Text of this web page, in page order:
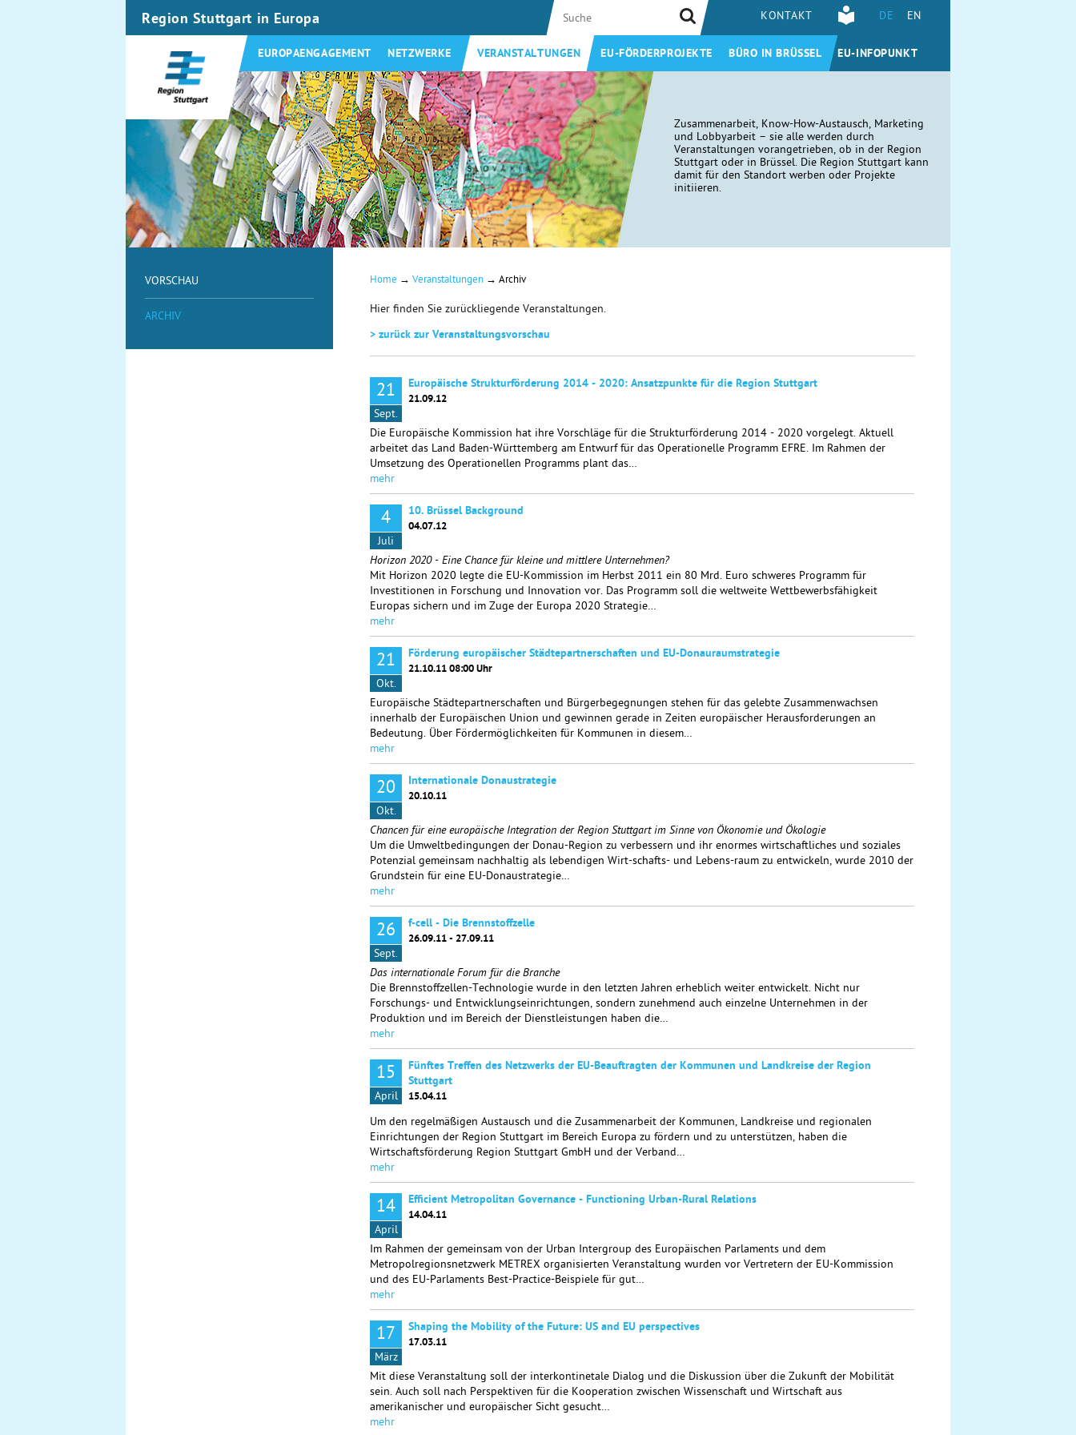
Region Stuttgart in Europa KONTAKT DE EN
EUROPAENGAGEMENT NETZWERKE VERANSTALTUNGEN EU-FÖRDERPROJEKTE BÜRO IN BRÜSSEL EU-INFOPUNKT
Zusammenarbeit, Know-How-Austausch, Marketing
und Lobbyarbeit – sie alle werden durch
Veranstaltungen vorangetrieben, ob in der Region
Stuttgart oder in Brüssel. Die Region Stuttgart kann
damit für den Standort werben oder Projekte
initiieren.
VORSCHAU
ARCHIV
Home → Veranstaltungen → Archiv
Hier finden Sie zurückliegende Veranstaltungen.
> zurück zur Veranstaltungsvorschau
21
Sept.
Europäische Strukturförderung 2014 - 2020: Ansatzpunkte für die Region Stuttgart
21.09.12
Die Europäische Kommission hat ihre Vorschläge für die Strukturförderung 2014 - 2020 vorgelegt. Aktuell
arbeitet das Land Baden-Württemberg am Entwurf für das Operationelle Programm EFRE. Im Rahmen der
Umsetzung des Operationellen Programms plant das…
mehr
4
Juli
10. Brüssel Background
04.07.12
Horizon 2020 - Eine Chance für kleine und mittlere Unternehmen?
Mit Horizon 2020 legte die EU-Kommission im Herbst 2011 ein 80 Mrd. Euro schweres Programm für
Investitionen in Forschung und Innovation vor. Das Programm soll die weltweite Wettbewerbsfähigkeit
Europas sichern und im Zuge der Europa 2020 Strategie…
mehr
21
Okt.
Förderung europäischer Städtepartnerschaften und EU-Donauraumstrategie
21.10.11 08:00 Uhr
Europäische Städtepartnerschaften und Bürgerbegegnungen stehen für das gelebte Zusammenwachsen
innerhalb der Europäischen Union und gewinnen gerade in Zeiten europäischer Herausforderungen an
Bedeutung. Über Fördermöglichkeiten für Kommunen in diesem…
mehr
20
Okt.
Internationale Donaustrategie
20.10.11
Chancen für eine europäische Integration der Region Stuttgart im Sinne von Ökonomie und Ökologie
Um die Umweltbedingungen der Donau-Region zu verbessern und ihr enormes wirtschaftliches und soziales
Potenzial gemeinsam nachhaltig als lebendigen Wirt-schafts- und Lebens-raum zu entwickeln, wurde 2010 der
Grundstein für eine EU-Donaustrategie…
mehr
26
Sept.
f-cell - Die Brennstoffzelle
26.09.11 - 27.09.11
Das internationale Forum für die Branche
Die Brennstoffzellen-Technologie wurde in den letzten Jahren erheblich weiter entwickelt. Nicht nur
Forschungs- und Entwicklungseinrichtungen, sondern zunehmend auch einzelne Unternehmen in der
Produktion und im Bereich der Dienstleistungen haben die…
mehr
15
April
Fünftes Treffen des Netzwerks der EU-Beauftragten der Kommunen und Landkreise der Region
Stuttgart
15.04.11
Um den regelmäßigen Austausch und die Zusammenarbeit der Kommunen, Landkreise und regionalen
Einrichtungen der Region Stuttgart im Bereich Europa zu fördern und zu unterstützen, haben die
Wirtschaftsförderung Region Stuttgart GmbH und der Verband…
mehr
14
April
Efficient Metropolitan Governance - Functioning Urban-Rural Relations
14.04.11
Im Rahmen der gemeinsam von der Urban Intergroup des Europäischen Parlaments und dem
Metropolregionsnetzwerk METREX organisierten Veranstaltung wurden vor Vertretern der EU-Kommission
und des EU-Parlaments Best-Practice-Beispiele für gut…
mehr
17
März
Shaping the Mobility of the Future: US and EU perspectives
17.03.11
Mit diese Veranstaltung soll der interkontinetale Dialog und die Diskussion über die Zukunft der Mobilität
sein. Auch soll nach Perspektiven für die Kooperation zwischen Wissenschaft und Wirtschaft aus
amerikanischer und europäischer Sicht gesucht…
mehr